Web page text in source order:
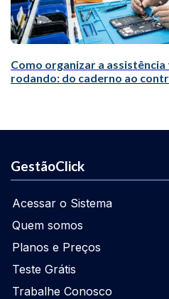
Como organizar a assistência
rodando: do caderno ao
GestãoClick
Acessar o Sistema
Quem somos
Planos e Preços
Teste Grátis
Trabalhe Conosco